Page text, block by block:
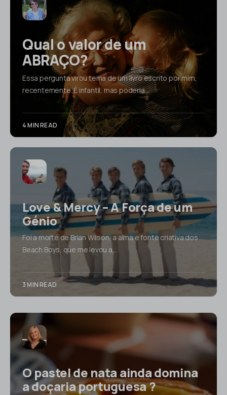
Qual o valor de um
ABRAÇO?
Essa pergunta virou tema de um livro escrito por mim,
recentemente. É infantil, mas poderia…
4 MIN READ
Love & Mercy – A Força de um
Génio
Foi a morte de Brian Wilson, a alma e fonte criativa dos
Beach Boys, que me levou a…
3 MIN READ
O pastel de nata ainda domina
a doçaria portuguesa ?